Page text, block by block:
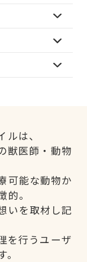
は、
獣医師・動物
可能な動物か
。
いを取材し記
を行うユーザ